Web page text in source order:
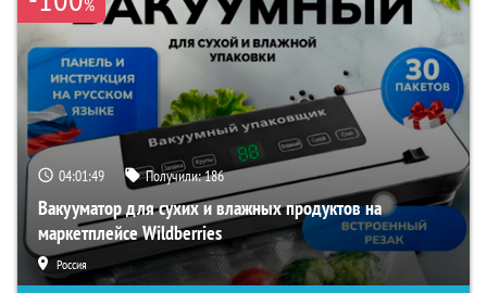
04:01:48 Получили:186
Вакууматор для сухих и влажных продуктов на
маркетплейсе Wildberries
Россия